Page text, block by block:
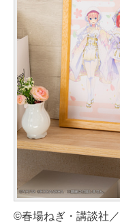
©春場ねぎ・講談社